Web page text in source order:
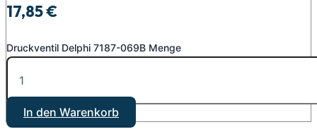
17,85€
Druckventil Delphi 7187-069B Menge
In den Warenkorb